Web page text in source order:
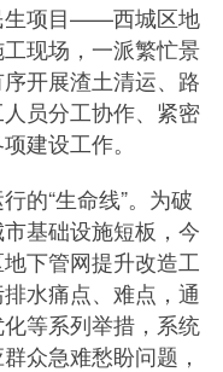
生项目——西城区地
现场，一派繁忙景
开展渣土清运、路
员分工协作、紧密
建设工作。
“生命线”。为破
基础设施短板，今
下管网提升改造工
水痛点、难点，通
等系列举措，系统
众急难愁盼问题，